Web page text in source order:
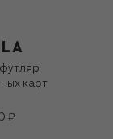
карт
₽